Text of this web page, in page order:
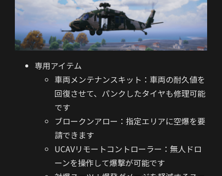
専用アイテム
車両メンテナンスキット ：車両の耐久値を
回復させて、パンクしたタイヤも修理可能
です
ブロークンアロー：指定エリアに空爆を要
請できます
UCAVリモートコントローラー：無人ドロ
ーンを操作して爆撃が可能です